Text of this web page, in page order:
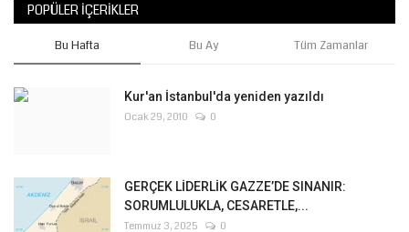
POPÜLER İÇERIKLER
Bu Hafta Bu Ay Tüm Zamanlar
Kur'an İstanbul'da yeniden yazıldı
Ocak 29, 2010 0
GERÇEK LİDERLİK GAZZE’DE SINANIR:
SORUMLULUKLA, CESARETLE,...
Temmuz 3, 2025 0